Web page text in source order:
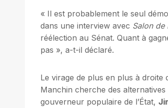
« Il est probablement le seul
dans une interview avec Salon de
réélection au Sénat. Quant à
pas », a-t-il déclaré.
Le virage de plus en plus à
Manchin cherche des
gouverneur populaire de l’État,